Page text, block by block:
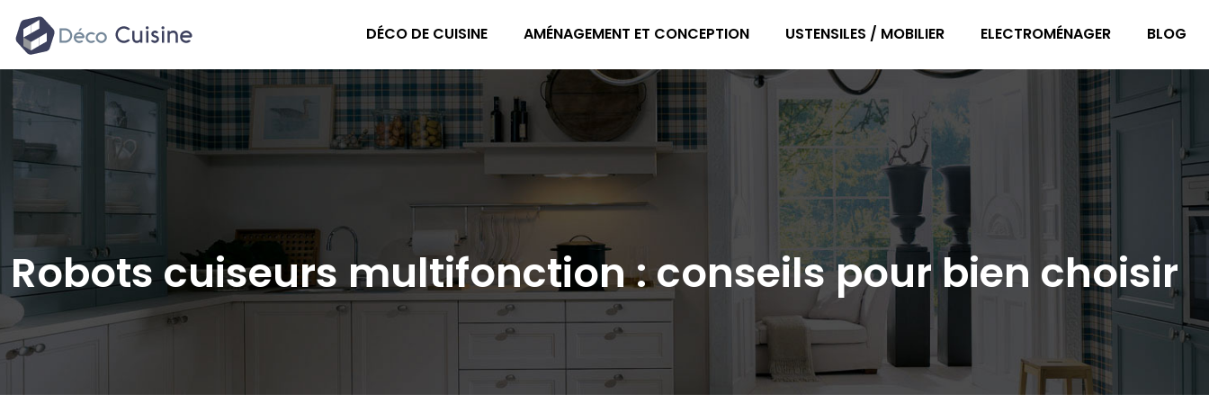
DÉCO DE CUISINE AMÉNAGEMENT ET CONCEPTION USTENSILES / MOBILIER ELECTROMÉNAGER BLOG
Robots cuiseurs multifonction : conseils pour bien choisir